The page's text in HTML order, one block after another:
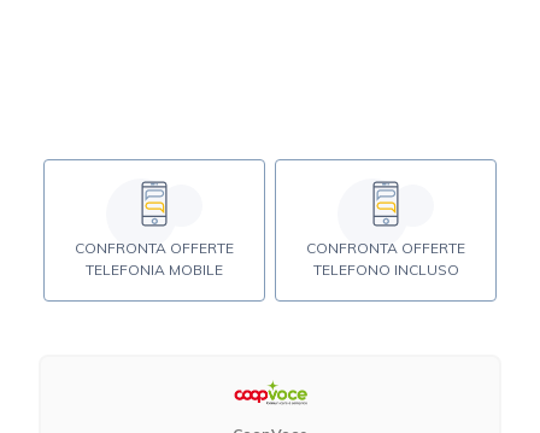
CONFRONTA OFFERTE
TELEFONIA MOBILE
CONFRONTA OFFERTE
TELEFONO INCLUSO